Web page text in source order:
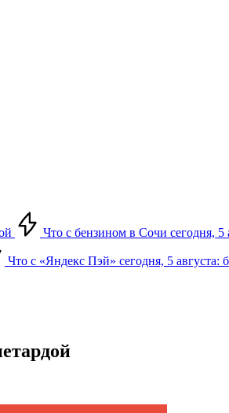
Что с бензином в Сочи сегодня, 5
Что с «Яндекс Пэй» сегодня, 5 августа: